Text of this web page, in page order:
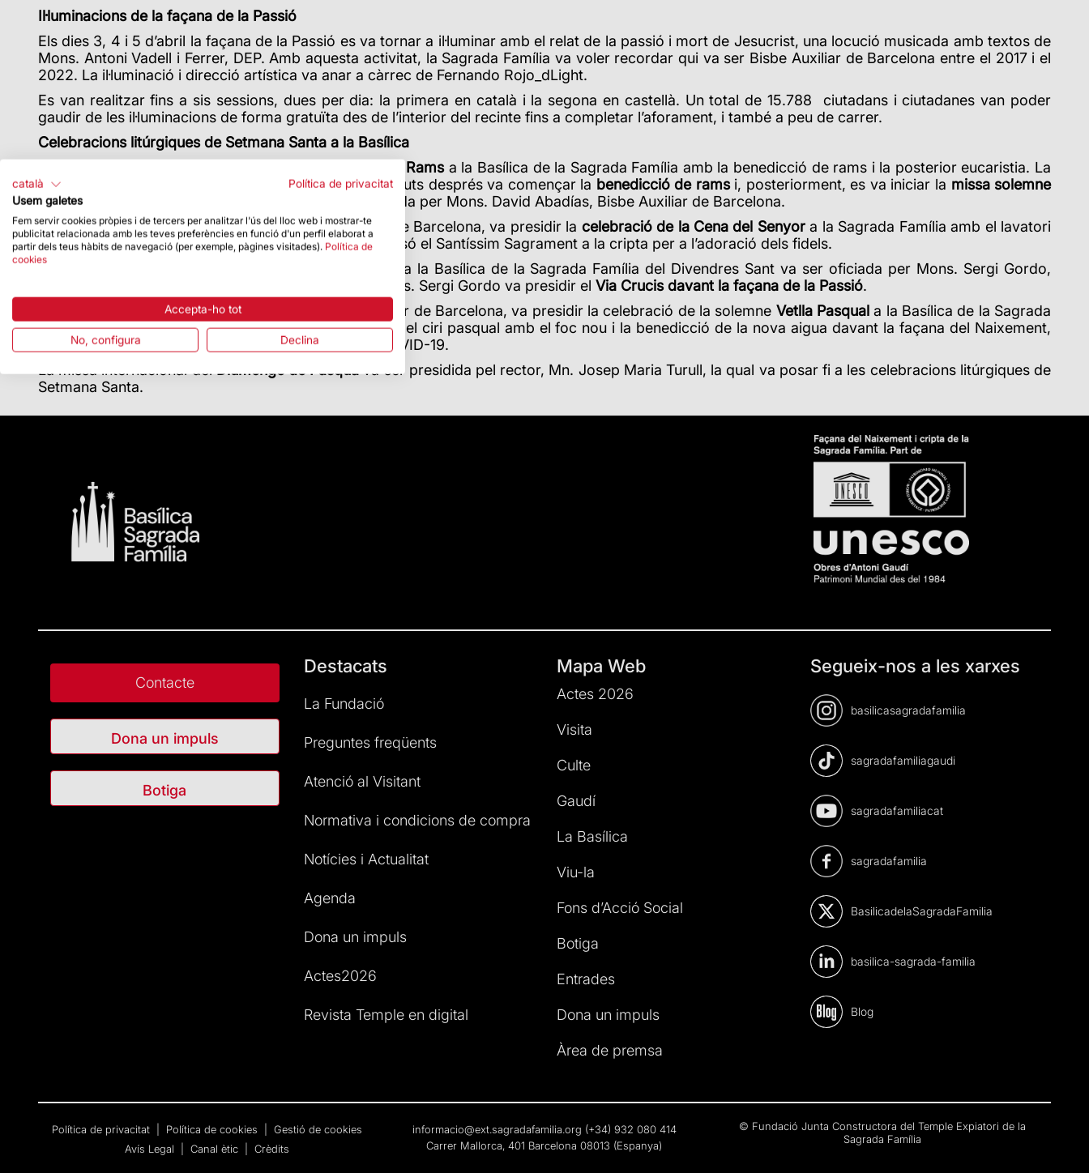
Il·luminacions de la façana de la Passió
Els dies 3, 4 i 5 d’abril la façana de la Passió es va tornar a il·luminar amb el relat de la passió i mort de Jesucrist, una locució musicada amb textos de
Mons. Antoni Vadell i Ferrer, DEP. Amb aquesta activitat, la Sagrada Família va voler recordar qui va ser Bisbe Auxiliar de Barcelona entre el 2017 i el
2022. La il·luminació i direcció artística va anar a càrrec de Fernando Rojo_dLight.
Es van realitzar fins a sis sessions, dues per dia: la primera en català i la segona en castellà. Un total de 15.788 ciutadans i ciutadanes van poder
gaudir de les il·luminacions de forma gratuïta des de l’interior del recinte fins a completar l’aforament, i també a peu de carrer.
Celebracions litúrgiques de Setmana Santa a la Basílica
celebració del Diumenge de Ramsa la Basílica de la Sagrada Família amb la benedicció de rams i la posterior eucaristia. La
cerimònia es va iniciar a la Basílica a les 12 h. Uns minuts després va començar la benedicció de ramsi, posteriorment, es va iniciar la missa solemne
a l’interior de la Basílica, que enguany va estar presidida per Mons. David Abadías, Bisbe Auxiliar de Barcelona.
El Dijous Sant, Mons. Javier Vilanova, Bisbe Auxiliar de Barcelona, va presidir la celebració de la Cena del Senyora la Sagrada Família amb el lavatori
de peus. Acabada la missa, es va traslladar en processó el Santíssim Sagrament a la cripta per a l’adoració dels fidels.
Enguany, la
a la Basílica de la Sagrada Família del Divendres Sant va ser oficiada per Mons. Sergi Gordo,
Bisbe Auxiliar de Barcelona. Després de la missa, Mons. Sergi Gordo va presidir el Via Crucis davant la façana de la Passió.
Dissabte, 8 d’abril, Mons. David Abadías, Bisbe Auxiliar de Barcelona, va presidir la celebració de la solemne Vetlla Pasqual a la Basílica de la Sagrada
Família a les 21 h. Enguany es va recuperar l’encesa del ciri pasqual amb el foc nou i la benedicció de la nova aigua davant la façana del Naixement,
que s’havia deixat de fer des de la pandèmia de la COVID-19.
La missa internacional del Diumenge de Pasqua va ser presidida pel rector, Mn. Josep Maria Turull, la qual va posar fi a les celebracions litúrgiques de
Setmana Santa.
Contacte
Dona un impuls
Botiga
Destacats
La Fundació
Preguntes freqüents
Atenció al Visitant
Normativa i condicions de compra
Notícies i Actualitat
Agenda
Dona un impuls
Actes2026
Revista Temple en digital
Mapa Web
Actes 2026
Visita
Culte
Gaudí
La Basílica
Viu-la
Fons d’Acció Social
Botiga
Entrades
Dona un impuls
Àrea de premsa
Segueix-nos a les xarxes
basilicasagradafamilia
sagradafamiliagaudi
sagradafamiliacat
sagradafamilia
BasilicadelaSagradaFamilia
basilica-sagrada-familia
Blog
Política de privacitat Política de cookies
Gestió de cookies
Avís Legal
Canal ètic Crèdits
informacio@ext.sagradafamilia.org (+34) 932 080 414
Carrer Mallorca, 401 Barcelona 08013 (Espanya)
© Fundació Junta Constructora del Temple Expiatori de la
Sagrada Família
català
Política de privacitat
Usem galetes
Fem servir cookies pròpies i de tercers per analitzar l'ús del lloc web i mostrar-te
publicitat relacionada amb les teves preferències en funció d'un perfil elaborat a
partir dels teus hàbits de navegació (per exemple, pàgines visitades). Política de
cookies
Accepta-ho tot
No, configura Declina